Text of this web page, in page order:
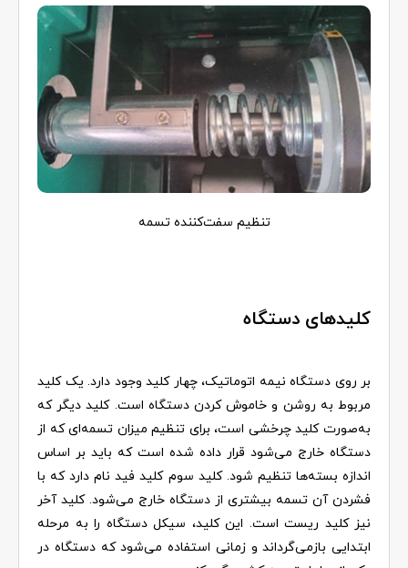
تنظیم سفت‌کننده تسمه
کلیدهای دستگاه
بر روی دستگاه نیمه‌ اتوماتیک، چهار کلید وجود دارد. یک کلید
مربوط به روشن و خاموش کردن دستگاه است. کلید دیگر که
به‌صورت کلید چرخشی است، برای تنظیم میزان تسمه‌ای که از
دستگاه خارج می‌‌شود قرار داده شده است که باید بر اساس
اندازه بسته‌ها تنظیم شود. کلید سوم کلید فید نام دارد که با
فشردن آن تسمه بیشتری از دستگاه خارج می‌شود. کلید آخر
نیز کلید ریست است. این کلید، سیکل دستگاه را به مرحله
ابتدایی بازمی‌گرداند و زمانی استفاده می‌شود که دستگاه در